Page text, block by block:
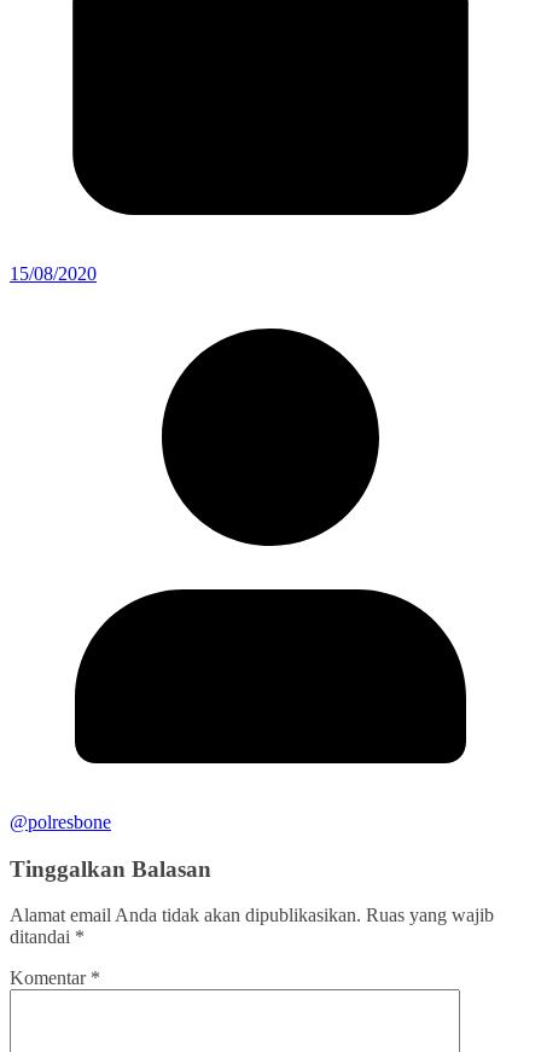
15/08/2020
@polresbone
Tinggalkan Balasan
Alamat email Anda tidak akan dipublikasikan. Ruas yang wajib
ditandai *
Komentar *